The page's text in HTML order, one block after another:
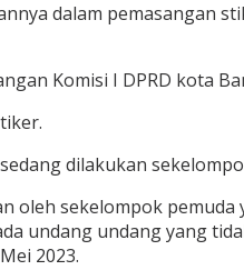
dalam pemasangan
Komisi I DPRD kota
dilakukan
oleh sekelompok
undang undang yang
2023.